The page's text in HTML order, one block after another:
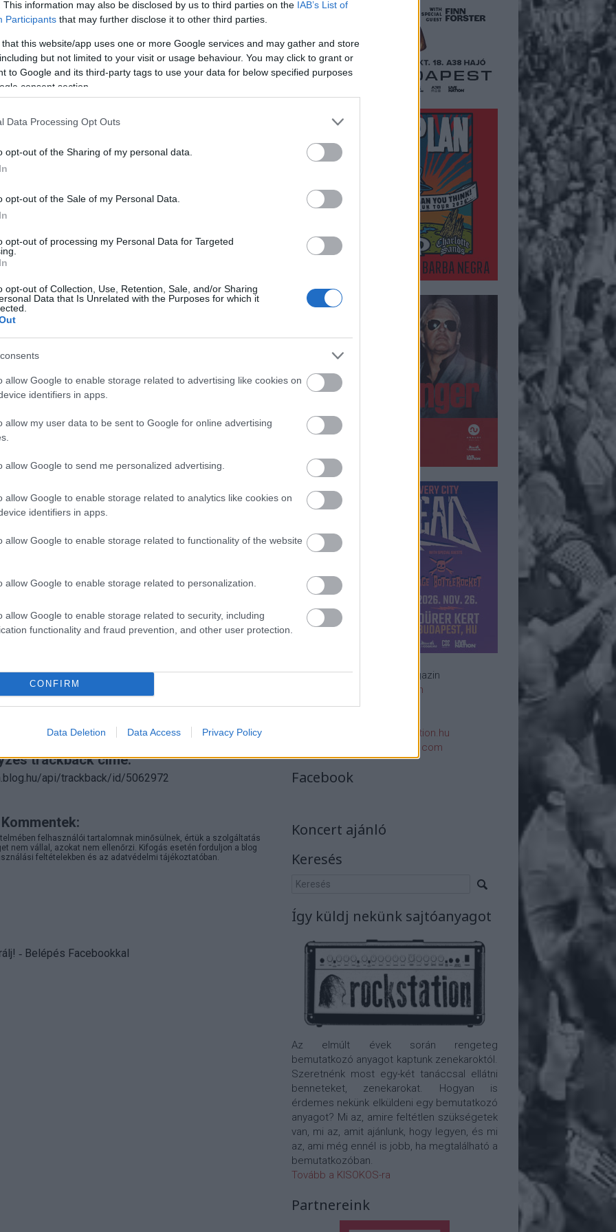
This information may also be disclosed by us to third parties on the IAB’s List of
Participants that may further disclose it to other third parties.
that this website/app uses one or more Google services and may gather and store
but not limited to your visit or usage behaviour. You may click to grant or
to Google and its third-party tags to use your data for below specified purposes
consent section.
Data Processing Opt Outs
opt-out of the Sharing of my personal data.
opt-out of the Sale of my Personal Data.
opt-out of processing my Personal Data for Targeted
opt-out of Collection, Use, Retention, Sale, and/or Sharing
Data that Is Unrelated with the Purposes for which it
allow Google to enable storage related to advertising like cookies on
identifiers in apps.
allow my user data to be sent to Google for online advertising
allow Google to send me personalized advertising.
allow Google to enable storage related to analytics like cookies on
identifiers in apps.
allow Google to enable storage related to functionality of the website
allow Google to enable storage related to personalization.
allow Google to enable storage related to security, including
functionality and fraud prevention, and other user protection.
CONFIRM
Data Deletion Data Access Privacy Policy
rockzenei egyik koronázatlan királya a svéd
volna elég jó hír, akkor fokozzuk tovább: a turné
a tavaly nálunk szintén megfordultAnneke Van
akusztikus formáció, azÁrstíðir . APain Of Salvation
klasszikus dalaik akusztikus verziója lemezen
hard rock csapata, a skótNazareth. Az előzenekar a
első féléves bejelentett koncertjeiről, de szinte
bővülni foga a közeli jövőben.
pain of salvation nazareth anneke concerto
trackback címe:
api/trackback/id/5062972
Kommentek:
felhasználói tartalomnak minősülnek, értük a szolgáltatás
nem vállal, azokat nem ellenőrzi. Kifogás esetén forduljon a blog
feltételekben és az adatvédelmi tájékoztatóban.
! ‐ Belépés Facebookkal
Rockzenei magazin
Impresszum
rsszerk@rockstation.hu
rsszerk@gmail.com
Facebook
Koncert ajánló
Keresés
Így küldj nekünk sajtóanyagot
Az elmúlt évek során rengeteg
bemutatkozó anyagot kaptunk zenekaroktól.
Szeretnénk most egy-két tanáccsal ellátni
benneteket, zenekarokat. Hogyan is
érdemes nekünk elküldeni egy bemutatkozó
anyagot? Mi az, amire feltétlen szükségetek
van, mi az, amit ajánlunk, hogy legyen, és mi
az, ami még ennél is jobb, ha megtalálható a
bemutatkozóban.
Tovább a KISOKOS-ra
Partnereink